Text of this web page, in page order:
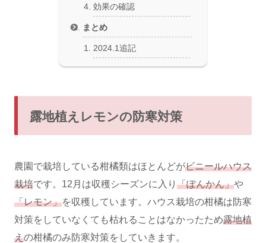
効果の確認
まとめ
2024.1追記
露地植えレモンの防寒対策
農園で栽培している柑橘類はほとんどがビニールハウス
栽培です。12月は収穫シーズンに入り 「ぽんかん」や
「レモン」を収穫しています。ハウス栽培の柑橘は防寒
対策をしていなくても枯れることはなかったため露地植
えの柑橘のみ防寒対策をしていきます。